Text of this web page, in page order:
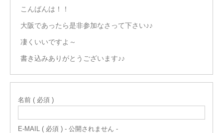
こんばんは！！
大阪であったら是非参加なさって下さい♪♪
凄くいいですよ～
書き込みありがとうございます♪♪
名前 ( 必須 )
E-MAIL ( 必須 ) - 公開されません -